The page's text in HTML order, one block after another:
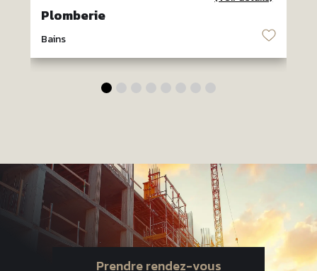
Plomberie
Bains ♡
Prendre rendez-vous